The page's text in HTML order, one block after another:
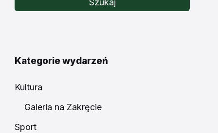
Szukaj
Kategorie wydarzeń
Kultura
Galeria na Zakręcie
Sport